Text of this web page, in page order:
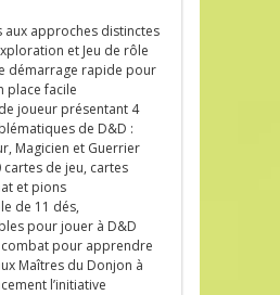
aux approches distinctes
et Jeu de rôle
démarrage rapide pour
place facile
joueur présentant 4
de D&D :
Magicien et Guerrier
cartes de jeu, cartes
et pions
de 11 dés,
pour jouer à D&D
combat pour apprendre
Maîtres du Donjon à
l’initiative